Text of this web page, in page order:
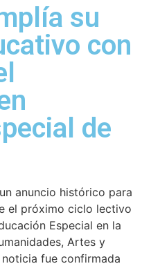
su
con
de
anuncio histórico para
el próximo ciclo lectivo
Especial en la
Artes y
noticia fue confirmada